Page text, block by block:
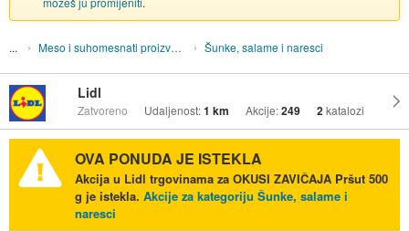
Meso i suhomesnati proizvodi Šunke, salame i naresci
Lidl
Zatvoreno Udaljenost:1 km Akcije:249 2katalozi
OVA PONUDA JE ISTEKLA
Akcija u Lidl trgovinama za OKUSI ZAVIČAJA Pršut 500
g je istekla. Akcije za kategoriju Šunke, salame i
naresci